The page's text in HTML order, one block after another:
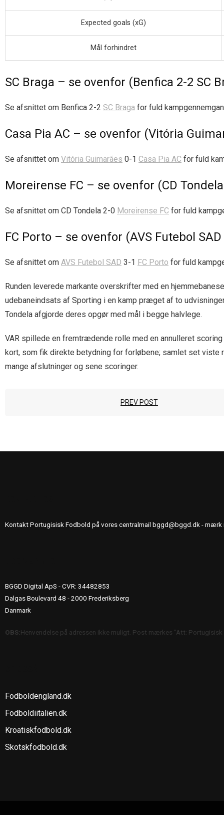
Expected goals (xG)
Mål forhindret
SC Braga – se ovenfor (Benfica 2-2 SC
Se afsnittet om Benfica 2-2 SC Braga for fuld
Casa Pia AC – se ovenfor (Vitória
Se afsnittet om Vitória Guimarães 0-1 Casa Pia AC for fuld
Moreirense FC – se ovenfor (CD
Se afsnittet om CD Tondela 2-0 Moreirense FC for fuld
FC Porto – se ovenfor (AVS Futebol
Se afsnittet om AVS Futebol SAD 3-1 FC Porto for fuld
Runden leverede markante overskrifter med en
udebaneindsats af Sporting i en kamp præget af to
Tondela afgjorde deres opgør med mål i begge halvlege.
VAR spillede en fremtrædende rolle med en annulleret
kort, som fik direkte betydning for forløbene; samlet set
mange afslutninger og sene scoringer.
PREV POST
Kontakt Portugisisk Fodbold på vores centralmail bggd@bggd.dk- mærk
BGGD Digital ApS - CVR: 34482853
Dalgas Boulevard 48 - 2000 Frederiksberg
Danmark
OBS:Henvendelse på adressen ikke muligt. Post mærkes "Att:
Fodboldengland.dk
Fodboldiitalien.dk
Kroatiskfodbold.dk
Skotskfodbold.dk